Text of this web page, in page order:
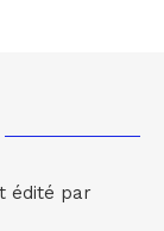
édité par